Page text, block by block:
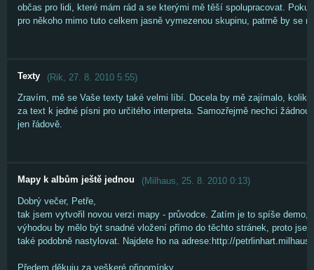
občas pro lidi, které mám rád a se kterými mě těší spolupracovat.
pro někoho mimo tuto celkem jasně vymezenou skupinu, patrně by se
Texty (Rik, 27. 8. 2010 5:55)
Zravím, mě se Vaše texty také velmi líbí. Docela by mě zajímalo, kolik
za text k jedné písni pro určitého interpreta. Samozřejmě nechci
jen řádově.
Mapy k albům ještě jednou (Milhaus, 25. 8. 2010 0:13)
Dobrý večer, Petře,
tak jsem vytvořil novou verzi mapy - průvodce. Zatím je to spíše demo,
výhodou by mělo být snadné vložení přímo do těchto stránek, proto
také podobně nastylovat. Najdete ho na adrese:http://
Předem děkuju za veškeré připomínky.